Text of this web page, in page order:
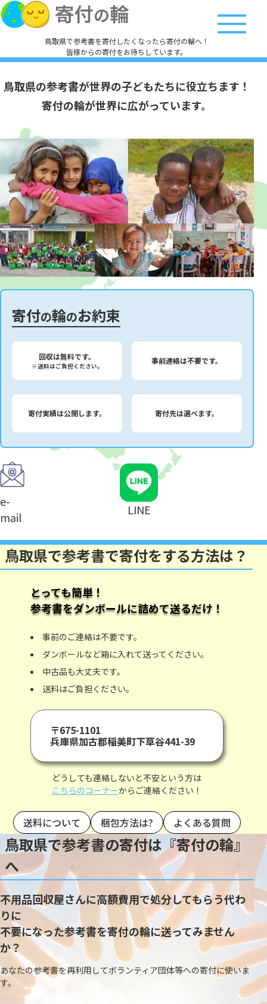
鳥取県で参考書を寄付したくなったら寄付の輪へ！
皆様からの寄付をお待ちしています。
鳥取県の参考書が世界の子どもたちに役立ちます！
寄付の輪が世界に広がっています。
寄付の輪のお約束
回収は無料です。
※送料はご負担ください。
事前連絡は不要です。
寄付実績は公開します。 寄付先は選べます。
e-
mail
LINE
鳥取県で参考書で寄付をする方法は？
とっても簡単！
参考書をダンボールに詰めて送るだけ！
事前のご連絡は不要です。
ダンボールなど箱に入れて送ってください。
中古品も大丈夫です。
送料はご負担ください。
〒675-1101
兵庫県加古郡稲美町下草谷441-39
どうしても連絡しないと不安という方は
こちらのコーナーからご連絡ください！
送料について 梱包方法は? よくある質問
鳥取県で参考書の寄付は『寄付の輪』
へ
不用品回収屋さんに高額費用で処分してもらう代わ
りに
不要になった参考書を寄付の輪に送ってみません
か？
あなたの参考書を再利用してボランティア団体等への寄付に使いま
す。